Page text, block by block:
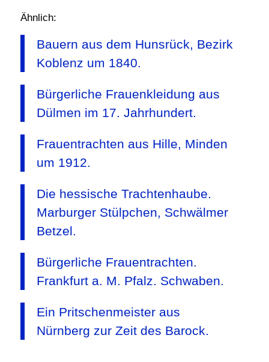
Ähnlich:
Bauern aus dem Hunsrück, Bezirk
Koblenz um 1840.
Bürgerliche Frauenkleidung aus
Dülmen im 17. Jahrhundert.
Frauentrachten aus Hille, Minden
um 1912.
Die hessische Trachtenhaube.
Marburger Stülpchen, Schwälmer
Betzel.
Bürgerliche Frauentrachten.
Frankfurt a. M. Pfalz. Schwaben.
Ein Pritschenmeister aus
Nürnberg zur Zeit des Barock.